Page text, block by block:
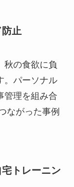
止
秋の食欲に負
。パーソナル
管理を組み合
ながった事例
トレーニン